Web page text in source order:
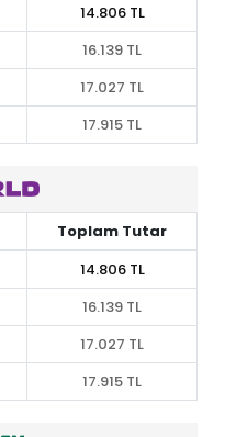
14.806 TL
16.139 TL
17.027 TL
17.915 TL
Toplam Tutar
14.806 TL
16.139 TL
17.027 TL
17.915 TL